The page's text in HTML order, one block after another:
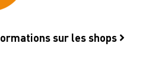
sur les shops